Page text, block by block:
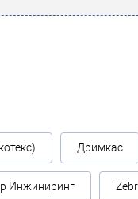
Дримкас
Инжиниринг